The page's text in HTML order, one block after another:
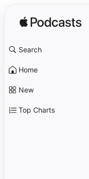
Search
Home
New
Top Charts